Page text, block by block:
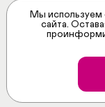
Принимаем к
ОГРН:
Мы используем
сайта.